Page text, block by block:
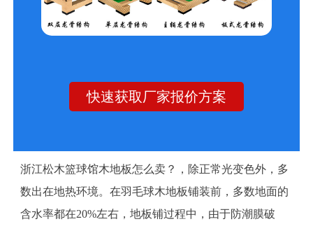
快速获取厂家报价方案
浙江松木篮球馆木地板怎么卖？，除正常光变色外，多
数出在地热环境。在羽毛球木地板铺装前，多数地面的
含水率都在20%左右，地板铺过程中，由于防潮膜破